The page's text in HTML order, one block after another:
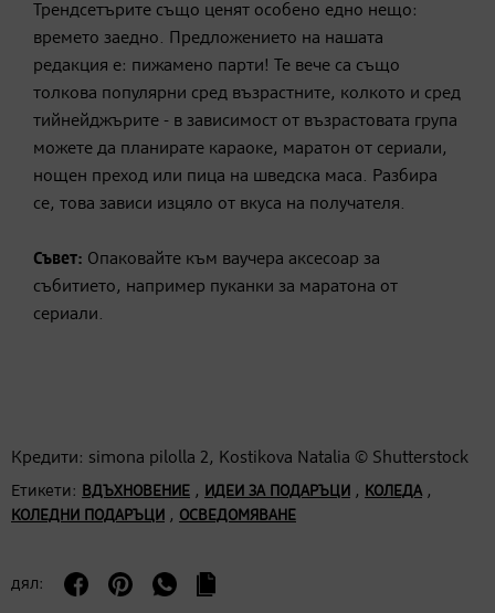
Трендсетърите също ценят особено едно нещо:
времето заедно. Предложението на нашата
редакция е: пижамено парти! Те вече са също
толкова популярни сред възрастните, колкото и сред
тийнейджърите - в зависимост от възрастовата група
можете да планирате караоке, маратон от сериали,
нощен преход или пица на шведска маса. Разбира
се, това зависи изцяло от вкуса на получателя.
Съвет: Опаковайте към ваучера аксесоар за
събитието, например пуканки за маратона от
сериали.
Кредити: simona pilolla 2, Kostikova Natalia © Shutterstock
Етикети: ВДЪХНОВЕНИЕ , ИДЕИ ЗА ПОДАРЪЦИ , КОЛЕДА,
КОЛЕДНИ ПОДАРЪЦИ , ОСВЕДОМЯВАНЕ
дял: